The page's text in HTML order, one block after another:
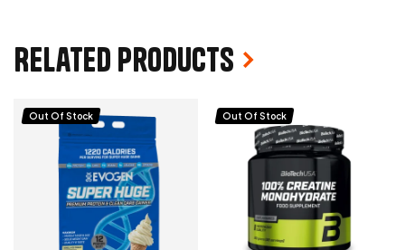
Related products
Out Of Stock Out Of Stock